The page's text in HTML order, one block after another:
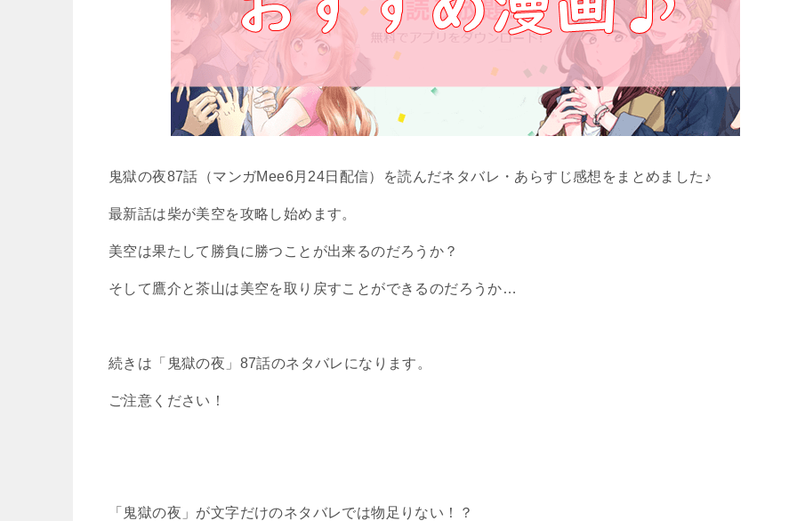
鬼獄の夜87話（マンガMee6月24日配信）を読んだネタバレ・あらすじ感想をまとめました♪
最新話は柴が美空を攻略し始めます。
美空は果たして勝負に勝つことが出来るのだろうか？
そして鷹介と茶山は美空を取り戻すことができるのだろうか…
続きは「鬼獄の夜」87話のネタバレになります。
ご注意ください！
「鬼獄の夜」が文字だけのネタバレでは物足りない！？